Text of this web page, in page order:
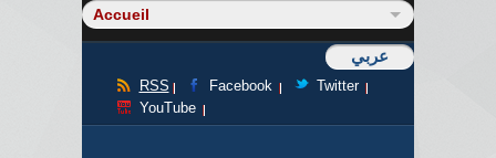
عربي
RSS Facebook
Twitter
YouTube